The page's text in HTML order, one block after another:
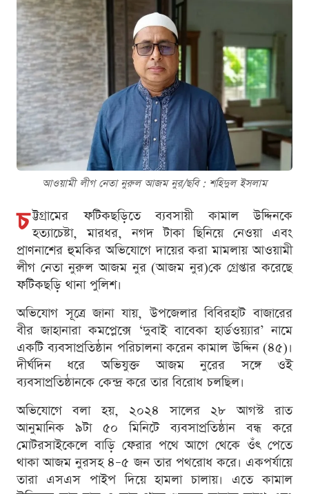
আওয়ামী লীগ নেতা নুরুল আজম নুর/ছবি : শ‌হিদুল ইসলাম
চ ট্টগ্রামের ফটিকছড়িতে ব্যবসায়ী কামাল উদ্দিনকে
হত্যাচেষ্টা, মারধর, নগদ টাকা ছিনিয়ে নেওয়া এবং
প্রাণনাশের হুমকির অভিযোগে দায়ের করা মামলায় আওয়ামী
লীগ নেতা নুরুল আজম নুর (আজম নুর)কে গ্রেপ্তার করেছে
ফটিকছড়ি থানা পুলিশ।
অভিযোগ সূত্রে জানা যায়, উপজেলার বিবিরহাট বাজারের
বীর জাহানারা কমপ্লেক্সে ‘দুবাই বাবেকা হার্ডওয়্যার’ নামে
একটি ব্যবসাপ্রতিষ্ঠান পরিচালনা করেন কামাল উদ্দিন (৪৫)।
দীর্ঘদিন ধরে অভিযুক্ত আজম নুরের সঙ্গে ওই
ব্যবসাপ্রতিষ্ঠানকে কেন্দ্র করে তার বিরোধ চলছিল।
অভিযোগে বলা হয়, ২০২৪ সালের ২৮ আগস্ট রাত
আনুমানিক ৯টা ৫০ মিনিটে ব্যবসাপ্রতিষ্ঠান বন্ধ করে
মোটরসাইকেলে বাড়ি ফেরার পথে আগে থেকে ওঁৎ পেতে
থাকা আজম নুরসহ ৪–৫ জন তার পথরোধ করে। একপর্যায়ে
তারা এসএস পাইপ দিয়ে হামলা চালায়। এতে কামাল